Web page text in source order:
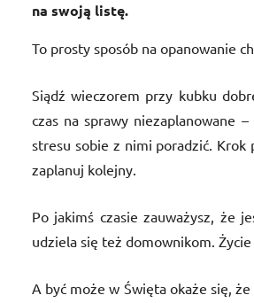
na swoją listę.
To prosty sposób na opanowanie
Siądź wieczorem przy kubku
czas na sprawy niezaplanowane
stresu sobie z nimi poradzić. Krok
zaplanuj kolejny.
Po jakimś czasie zauważysz, że
udziela się też domownikom.
A być może w Święta okaże się,